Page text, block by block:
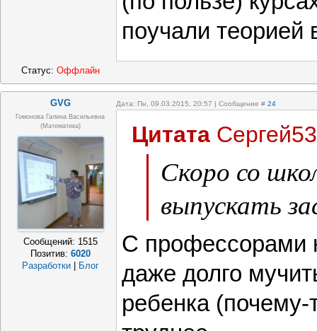
поучали теорией
Статус: Оффлайн
GVG Дата: Пн, 09.03.2015, 20:57 | Сообщение # 24
Гомонова Галина Васильевна
(математика)
Сообщений: 1515
Позитив: 6020
Разработки
Блог
Цитата Сергей53
Скоро со
выпускать
С профессорами
даже долго
ребенка (почему-